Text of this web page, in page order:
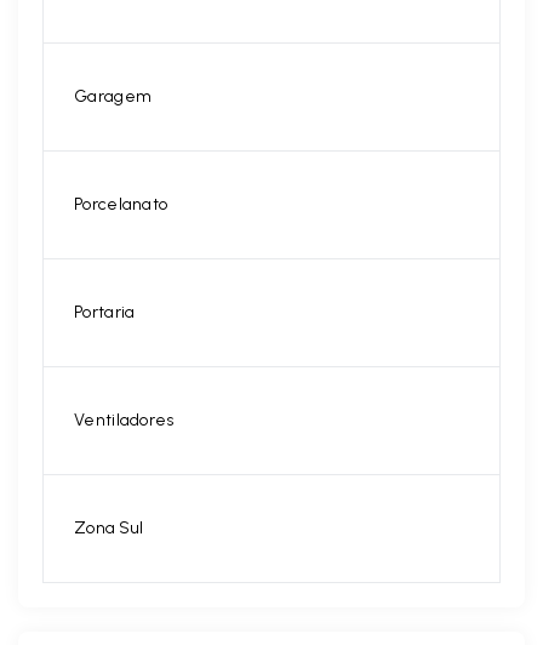
Garagem
Porcelanato
Portaria
Ventiladores
Zona Sul